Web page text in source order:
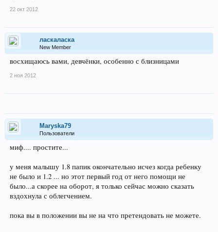
22 окт 2012
ласкаласка
New Member
восхищаюсь вами, девчёнки, особенно с близницами
2 ноя 2012
Maryska79
Пользователи
миф.... простите...
у меня малышу 1.8 папик окончательно исчез когда ребенку
не было и 1.2 ... но этот первый год от него помощи не
было...а скорее на оборот, я только сейчас можно сказать
вздохнула с облегчением.
пока вы в положении вы не на что претендовать не можете.